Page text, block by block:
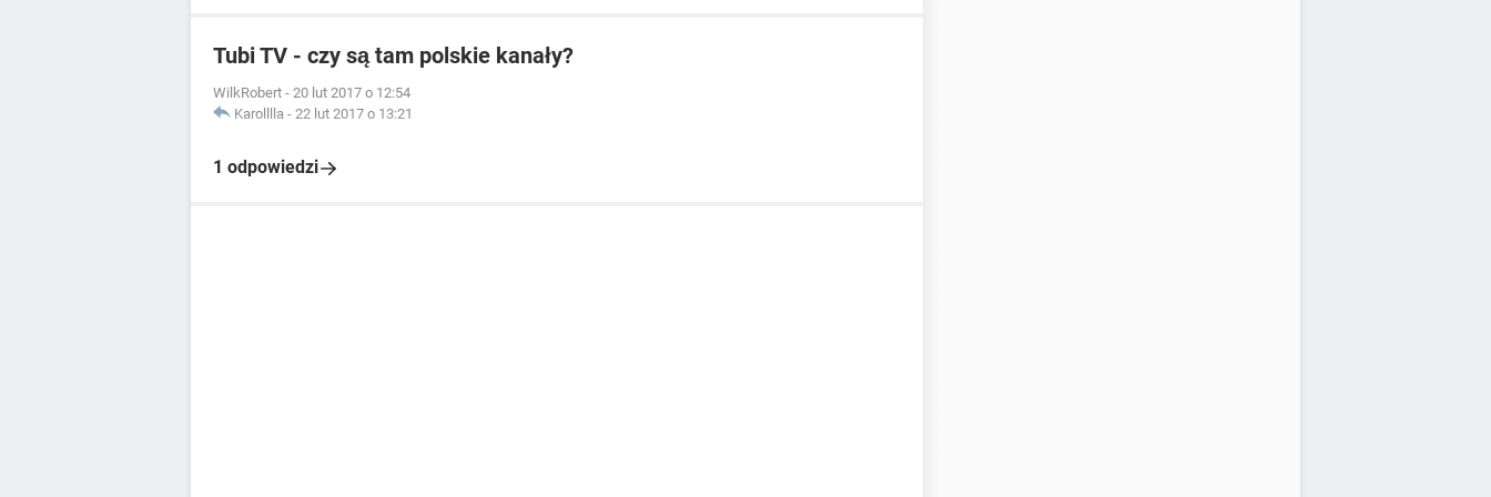
Tubi TV - czy są tam polskie kanały?
WilkRobert - 20 lut 2017 o 12:54
Karolllla - 22 lut 2017 o 13:21
1 odpowiedzi